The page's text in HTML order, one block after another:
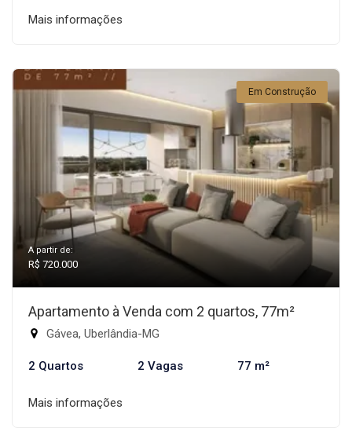
Mais informações
Em Construção
A partir de:
R$ 720.000
Apartamento à Venda com 2 quartos, 77m²
Gávea, Uberlândia-MG
2 Quartos 2 Vagas 77 m²
Mais informações